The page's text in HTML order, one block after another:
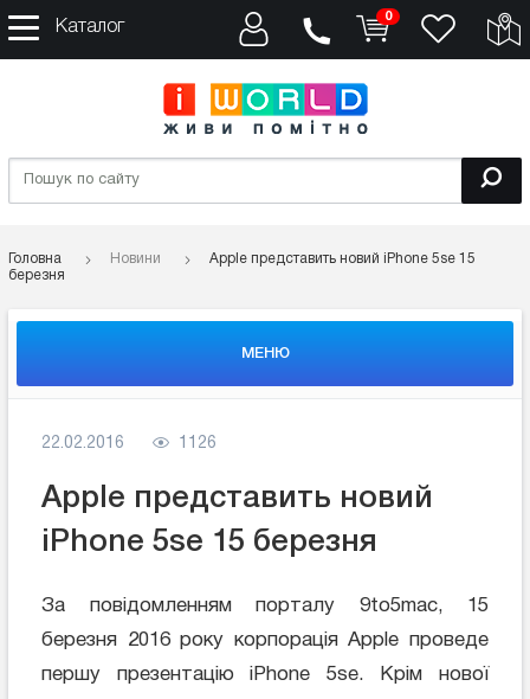
Каталог
0
Головна Новини
Apple представить новий iPhone 5se 15
березня
МЕНЮ
22.02.2016 1126
Apple представить новий
iPhone 5se 15 березня
За повідомленням порталу 9to5mac, 15
березня 2016 року корпорація Apple проведе
першу презентацію iPhone 5se. Крім нової